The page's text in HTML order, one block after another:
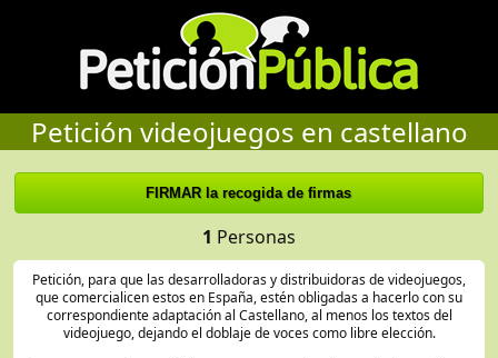
Petición videojuegos en castellano
1 Personas
Petición, para que las desarrolladoras y distribuidoras de videojuegos,
que comercialicen estos en España, estén obligadas a hacerlo con su
correspondiente adaptación al Castellano, al menos los textos del
videojuego, dejando el doblaje de voces como libre elección.